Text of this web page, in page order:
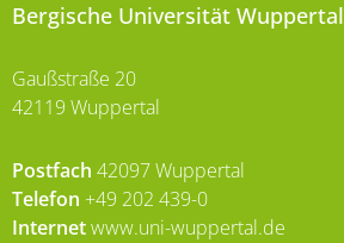
Bergische Universität Wuppertal
Gaußstraße 20
42119 Wuppertal
Postfach 42097 Wuppertal
Telefon +49 202 439-0
Internetwww.uni-wuppertal.de